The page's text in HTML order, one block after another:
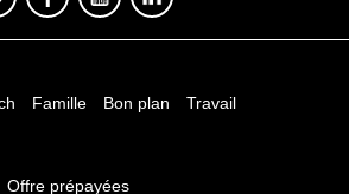
Famille Bon plan Travail
Offre prépayées